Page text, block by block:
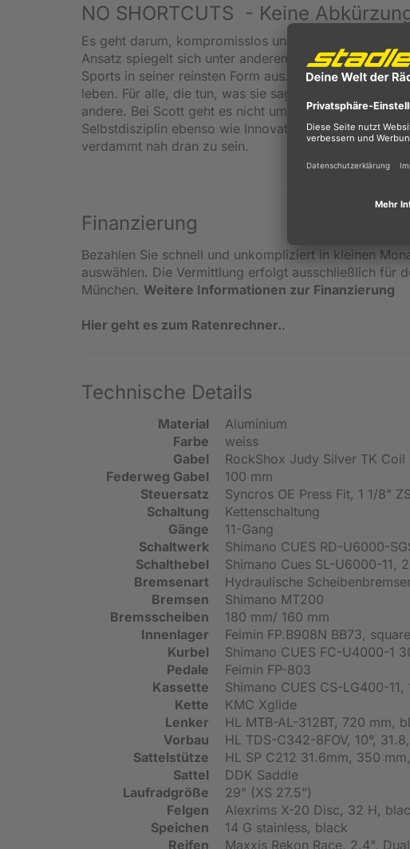
NO SHORTCUTS - Keine
Es geht darum, kompromisslos und konsequent das
Ansatz spiegelt sich unter anderem in den
Sports in seiner reinsten Form aus. Scott designt für
leben. Für alle, die tun, was sie sagen und das aus
andere. Bei Scott geht es nicht ums Auffallen oder
Selbstdisziplin ebenso wie Innovation, Technologie
verdammt nah dran zu sein.
Finanzierung
Bezahlen Sie schnell und unkompliziert in kleinen
auswählen. Die Vermittlung erfolgt ausschließlich für
München. Weitere Informationen zur Finanzierung
Hier geht es zum Ratenrechner..
Technische Details
Material
Aluminium
Farbe
weiss
Gabel
RockShox Judy Silver TK
Federweg Gabel
100 mm
Steuersatz
Syncros OE Press Fit, 1 1/8"
Schaltung
Kettenschaltung
Gänge
11-Gang
Schaltwerk
Shimano CUES RD-U6000-
Schalthebel
Shimano Cues SL-U6000-11,
Bremsenart
Hydraulische
Bremsen
Shimano MT200
Bremsscheiben
180 mm/ 160 mm
Innenlager
Feimin FP.B908N BB73,
Kurbel
Shimano CUES FC-U4000-1
Pedale
Feimin FP-803
Kassette
Shimano CUES CS-LG400-11,
Kette
KMC Xglide
Lenker
HL MTB-AL-312BT, 720 mm,
Vorbau
HL TDS-C342-8FOV, 10°,
Sattelstütze
HL SP C212 31.6mm, 350
Sattel
DDK Saddle
Laufradgröße
29" (XS 27.5")
Felgen
Alexrims X-20 Disc, 32 H,
Speichen
14 G stainless, black
Reifen
Maxxis Rekon Race, 2.4",